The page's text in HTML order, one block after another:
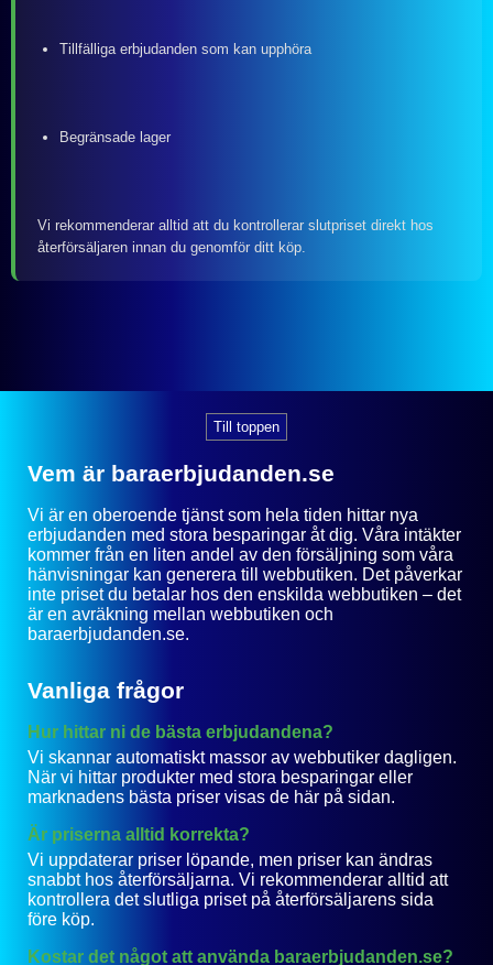
Tillfälliga erbjudanden som kan upphöra
Begränsade lager
Vi rekommenderar alltid att du kontrollerar slutpriset direkt hos
återförsäljaren innan du genomför ditt köp.
Till toppen
Vem är baraerbjudanden.se
Vi är en oberoende tjänst som hela tiden hittar nya
erbjudanden med stora besparingar åt dig. Våra intäkter
kommer från en liten andel av den försäljning som våra
hänvisningar kan generera till webbutiken. Det påverkar
inte priset du betalar hos den enskilda webbutiken – det
är en avräkning mellan webbutiken och
baraerbjudanden.se.
Vanliga frågor
Hur hittar ni de bästa erbjudandena?
Vi skannar automatiskt massor av webbutiker dagligen.
När vi hittar produkter med stora besparingar eller
marknadens bästa priser visas de här på sidan.
Är priserna alltid korrekta?
Vi uppdaterar priser löpande, men priser kan ändras
snabbt hos återförsäljarna. Vi rekommenderar alltid att
kontrollera det slutliga priset på återförsäljarens sida
före köp.
Kostar det något att använda baraerbjudanden.se?